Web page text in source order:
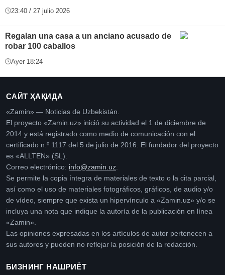
23:40 / 27 julio 2026
Regalan una casa a un anciano acusado de
robar 100 caballos
Ayer 18:24
САЙТ ҲАҚИДА
«Zamin» — Noticias de Uzbekistán.
El proyecto «Zamin.uz» inició su actividad el 1 de diciembre de
2014 y está registrado como medio de comunicación con el
certificado n.º 1117 del 5 de julio de 2016. El fundador del proyecto
es «ALLTEN» (SL).
Correo electrónico: info@zamin.uz
Se permite la copia íntegra de materiales de texto o la cita parcial,
así como el uso de materiales fotográficos, gráficos, de audio y/o
de vídeo, siempre que exista un hipervínculo a «Zamin.uz» y/o se
incluya una nota que indique la autoría de la publicación en línea
«Zamin».
Las opiniones expresadas en los artículos de autor pertenecen a
sus autores y pueden no reflejar la posición de la redacción.
БИЗНИНГ НАШРИЁТ